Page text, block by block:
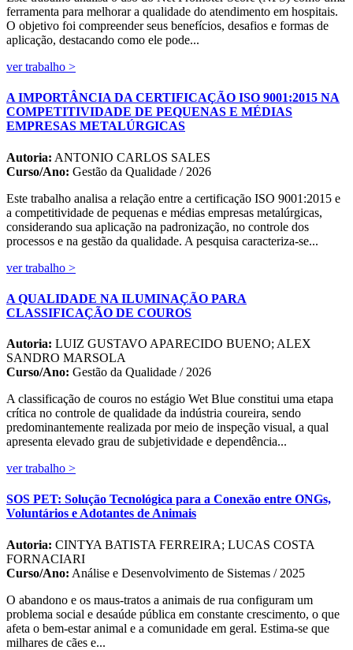
ferramenta para melhorar a qualidade do atendimento em hospitais.
O objetivo foi compreender seus benefícios, desafios e formas de
aplicação, destacando como ele pode...
ver trabalho >
A IMPORTÂNCIA DA CERTIFICAÇÃO ISO 9001:2015 NA
COMPETITIVIDADE DE PEQUENAS E MÉDIAS
EMPRESAS METALÚRGICAS
Autoria: ANTONIO CARLOS SALES
Curso/Ano: Gestão da Qualidade / 2026
Este trabalho analisa a relação entre a certificação ISO 9001:2015 e
a competitividade de pequenas e médias empresas metalúrgicas,
considerando sua aplicação na padronização, no controle dos
processos e na gestão da qualidade. A pesquisa caracteriza-se...
ver trabalho >
A QUALIDADE NA ILUMINAÇÃO PARA
CLASSIFICAÇÃO DE COUROS
Autoria: LUIZ GUSTAVO APARECIDO BUENO; ALEX
SANDRO MARSOLA
Curso/Ano: Gestão da Qualidade / 2026
A classificação de couros no estágio Wet Blue constitui uma etapa
crítica no controle de qualidade da indústria coureira, sendo
predominantemente realizada por meio de inspeção visual, a qual
apresenta elevado grau de subjetividade e dependência...
ver trabalho >
SOS PET: Solução Tecnológica para a Conexão entre ONGs,
Voluntários e Adotantes de Animais
Autoria: CINTYA BATISTA FERREIRA; LUCAS COSTA
FORNACIARI
Curso/Ano: Análise e Desenvolvimento de Sistemas / 2025
O abandono e os maus-tratos a animais de rua configuram um
problema social e desaúde pública em constante crescimento, o que
afeta o bem-estar animal e a comunidade em geral. Estima-se que
milhares de cães e...